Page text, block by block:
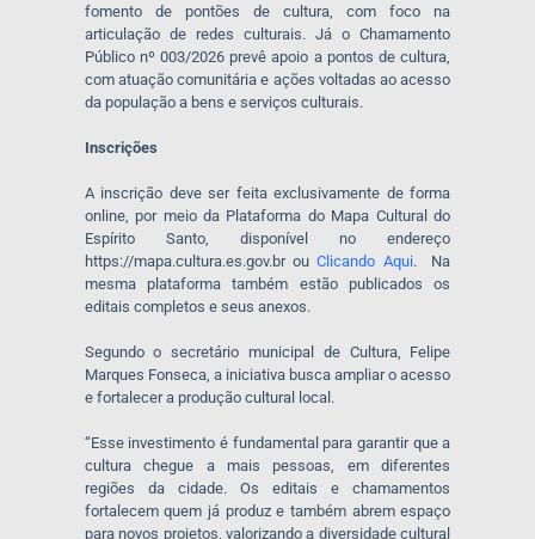
fomento de pontões de cultura, com foco na
articulação de redes culturais. Já o Chamamento
Público nº 003/2026 prevê apoio a pontos de cultura,
com atuação comunitária e ações voltadas ao acesso
da população a bens e serviços culturais.
Inscrições
A inscrição deve ser feita exclusivamente de forma
online, por meio da Plataforma do Mapa Cultural do
Espírito Santo, disponível no endereço
https://mapa.cultura.es.gov.br ouClicando Aqui. Na
mesma plataforma também estão publicados os
editais completos e seus anexos.
Segundo o secretário municipal de Cultura, Felipe
Marques Fonseca, a iniciativa busca ampliar o acesso
e fortalecer a produção cultural local.
“Esse investimento é fundamental para garantir que a
cultura chegue a mais pessoas, em diferentes
regiões da cidade. Os editais e chamamentos
fortalecem quem já produz e também abrem espaço
para novos projetos, valorizando a diversidade cultural